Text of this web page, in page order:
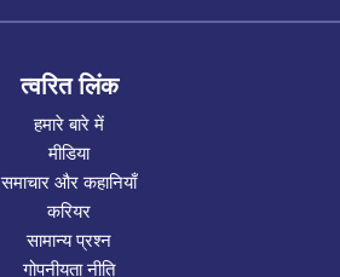
त्वरित लिंक
हमारे बारे में
मीडिया
समाचार और कहानियाँ
करियर
सामान्य प्रश्न
गोपनीयता नीति